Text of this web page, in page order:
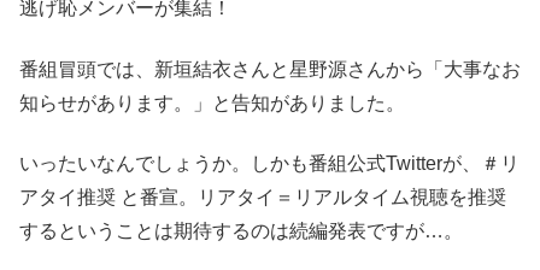
逃げ恥メンバーが集結！
番組冒頭では、新垣結衣さんと星野源さんから「大事なお
知らせがあります。」と告知がありました。
いったいなんでしょうか。しかも番組公式Twitterが、＃リ
アタイ推奨 と番宣。リアタイ＝リアルタイム視聴を推奨
するということは期待するのは続編発表ですが…。